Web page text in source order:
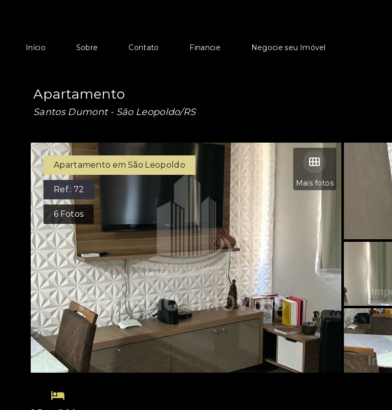
Início Sobre Contato Financie Negocie seu Imóvel
Apartamento
Santos Dumont - São Leopoldo/RS
Mais fotos
Apartamento em São Leopoldo
Ref.:72
6 Fotos